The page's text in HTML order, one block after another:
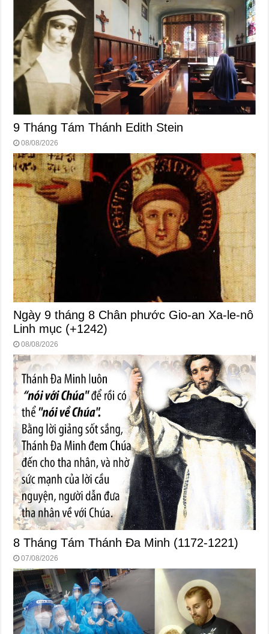
9 Tháng Tám Thánh Edith Stein
08/08/2026
Ngày 9 tháng 8 Chân phước Gio-an Xa-le-nô
Linh mục (+1242)
08/08/2026
8 Tháng Tám Thánh Ða Minh (1172-1221)
07/08/2026